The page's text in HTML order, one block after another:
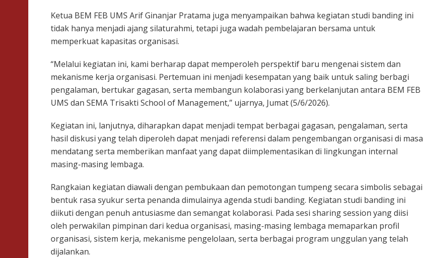
Ketua BEM FEB UMS Arif Ginanjar Pratama juga menyampaikan bahwa kegiatan studi banding ini
tidak hanya menjadi ajang silaturahmi, tetapi juga wadah pembelajaran bersama untuk
memperkuat kapasitas organisasi.
“Melalui kegiatan ini, kami berharap dapat memperoleh perspektif baru mengenai sistem dan
mekanisme kerja organisasi. Pertemuan ini menjadi kesempatan yang baik untuk saling berbagi
pengalaman, bertukar gagasan, serta membangun kolaborasi yang berkelanjutan antara BEM FEB
UMS dan SEMA Trisakti School of Management,” ujarnya, Jumat (5/6/2026).
Kegiatan ini, lanjutnya, diharapkan dapat menjadi tempat berbagai gagasan, pengalaman, serta
hasil diskusi yang telah diperoleh dapat menjadi referensi dalam pengembangan organisasi di masa
mendatang serta memberikan manfaat yang dapat diimplementasikan di lingkungan internal
masing-masing lembaga.
Rangkaian kegiatan diawali dengan pembukaan dan pemotongan tumpeng secara simbolis sebagai
bentuk rasa syukur serta penanda dimulainya agenda studi banding. Kegiatan studi banding ini
diikuti dengan penuh antusiasme dan semangat kolaborasi. Pada sesi sharing session yang diisi
oleh perwakilan pimpinan dari kedua organisasi, masing-masing lembaga memaparkan profil
organisasi, sistem kerja, mekanisme pengelolaan, serta berbagai program unggulan yang telah
dijalankan.